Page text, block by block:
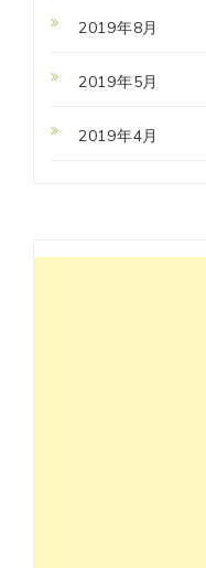
2019年8月
2019年5月
2019年4月